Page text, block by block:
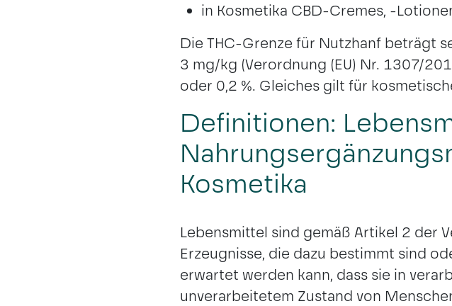
BERLIN HAMBURG MÜNCHEN
in Kosmetika CBD-Cremes, -
Die THC-Grenze für Nutzhanf beträgt
3 mg/kg (Verordnung (EU) Nr. 1307/
oder 0,2 %. Gleiches gilt für
Definitionen:
Kosmetika
Lebensmittel sind gemäß Artikel 2 der
Erzeugnisse, die dazu bestimmt sind
erwartet werden kann, dass sie in
unverarbeitetem Zustand von